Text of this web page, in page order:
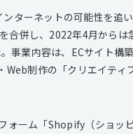
ターネットの可能性を追い
合併し、2022年4月からは
事業内容は、ECサイト構
制作の「クリエイティ
ォーム「Shopify（ショッ